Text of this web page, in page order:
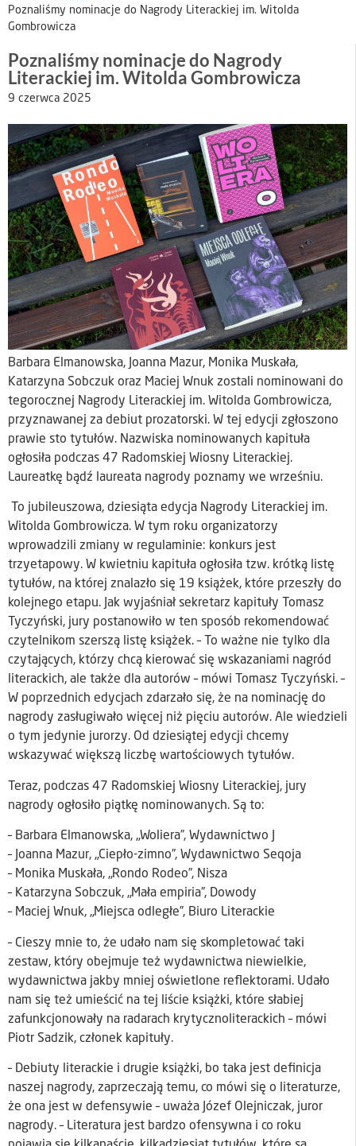
Poznaliśmy nominacje do Nagrody Literackiej im. Witolda
Gombrowicza
Poznaliśmy nominacje do Nagrody
Literackiej im. Witolda Gombrowicza
9 czerwca 2025
Barbara Elmanowska, Joanna Mazur, Monika Muskała,
Katarzyna Sobczuk oraz Maciej Wnuk zostali nominowani do
tegorocznej Nagrody Literackiej im. Witolda Gombrowicza,
przyznawanej za debiut prozatorski. W tej edycji zgłoszono
prawie sto tytułów. Nazwiska nominowanych kapituła
ogłosiła podczas 47 Radomskiej Wiosny Literackiej.
Laureatkę bądź laureata nagrody poznamy we wrześniu.
To jubileuszowa, dziesiąta edycja Nagrody Literackiej im.
Witolda Gombrowicza. W tym roku organizatorzy
wprowadzili zmiany w regulaminie: konkurs jest
trzyetapowy. W kwietniu kapituła ogłosiła tzw. krótką listę
tytułów, na której znalazło się 19 książek, które przeszły do
kolejnego etapu. Jak wyjaśniał sekretarz kapituły Tomasz
Tyczyński, jury postanowiło w ten sposób rekomendować
czytelnikom szerszą listę książek. – To ważne nie tylko dla
czytających, którzy chcą kierować się wskazaniami nagród
literackich, ale także dla autorów – mówi Tomasz Tyczyński. –
W poprzednich edycjach zdarzało się, że na nominację do
nagrody zasługiwało więcej niż pięciu autorów. Ale wiedzieli
o tym jedynie jurorzy. Od dziesiątej edycji chcemy
wskazywać większą liczbę wartościowych tytułów.
Teraz, podczas 47 Radomskiej Wiosny Literackiej, jury
nagrody ogłosiło piątkę nominowanych. Są to:
– Barbara Elmanowska, „Woliera”, Wydawnictwo J
– Joanna Mazur, „Ciepło-zimno”, Wydawnictwo Seqoja
– Monika Muskała, „Rondo Rodeo”, Nisza
– Katarzyna Sobczuk, „Mała empiria”, Dowody
– Maciej Wnuk, „Miejsca odległe”, Biuro Literackie
– Cieszy mnie to, że udało nam się skompletować taki
zestaw, który obejmuje też wydawnictwa niewielkie,
wydawnictwa jakby mniej oświetlone reflektorami. Udało
nam się też umieścić na tej liście książki, które słabiej
zafunkcjonowały na radarach krytycznoliterackich – mówi
Piotr Sadzik, członek kapituły.
– Debiuty literackie i drugie książki, bo taka jest definicja
naszej nagrody, zaprzeczają temu, co mówi się o literaturze,
że ona jest w defensywie – uważa Józef Olejniczak, juror
nagrody. – Literatura jest bardzo ofensywna i co roku